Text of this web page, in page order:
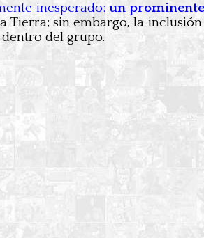
inesperado: un
sin embargo, la
del grupo.